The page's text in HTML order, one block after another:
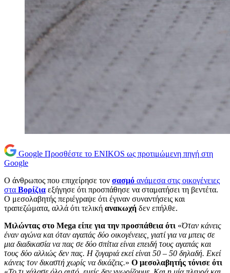
Google Προσθέστε το ENIKOS ως προτιμώμενη πηγή στη
Google
Ο άνθρωπος που επιχείρησε τον σασμό ανάμεσα στις οικογένειες
στα Βορίζια εξήγησε ότι προσπάθησε να σταματήσει τη βεντέτα.
Ο μεσολαβητής περιέγραψε ότι έγιναν συναντήσεις και
τραπεζώματα, αλλά ότι τελική ανακωχή δεν επήλθε.
Μιλώντας στο Mega είπε για την προσπάθεια ότι «Όταν κάνεις
έναν αγώνα και όταν αγαπάς δύο οικογένειες, γιατί για να μπεις σε
μια διαδικασία να πας σε δύο σπίτια είναι επειδή τους αγαπάς και
τους δύο αλλιώς δεν πας. Η ζυγαριά εκεί είναι 50 – 50 δηλαδή. Εκεί
κάνεις τον δικαστή χωρίς να δικάζεις.» Ο μεσολαβητής τόνισε ότι